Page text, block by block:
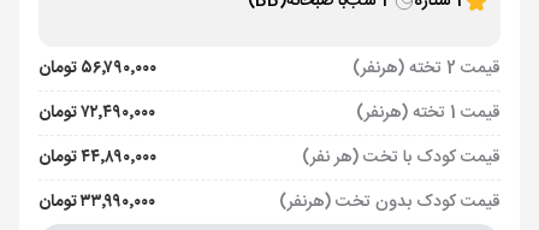
قیمت 2 تخته (هرنفر)
۵۶٬۷۹۰٬۰۰۰ تومان
قیمت 1 تخته (هرنفر)
۷۲٬۴۹۰٬۰۰۰ تومان
قیمت کودک با تخت (هر نفر)
۴۴٬۸۹۰٬۰۰۰ تومان
قیمت کودک بدون تخت (هرنفر)
۳۳٬۹۹۰٬۰۰۰ تومان